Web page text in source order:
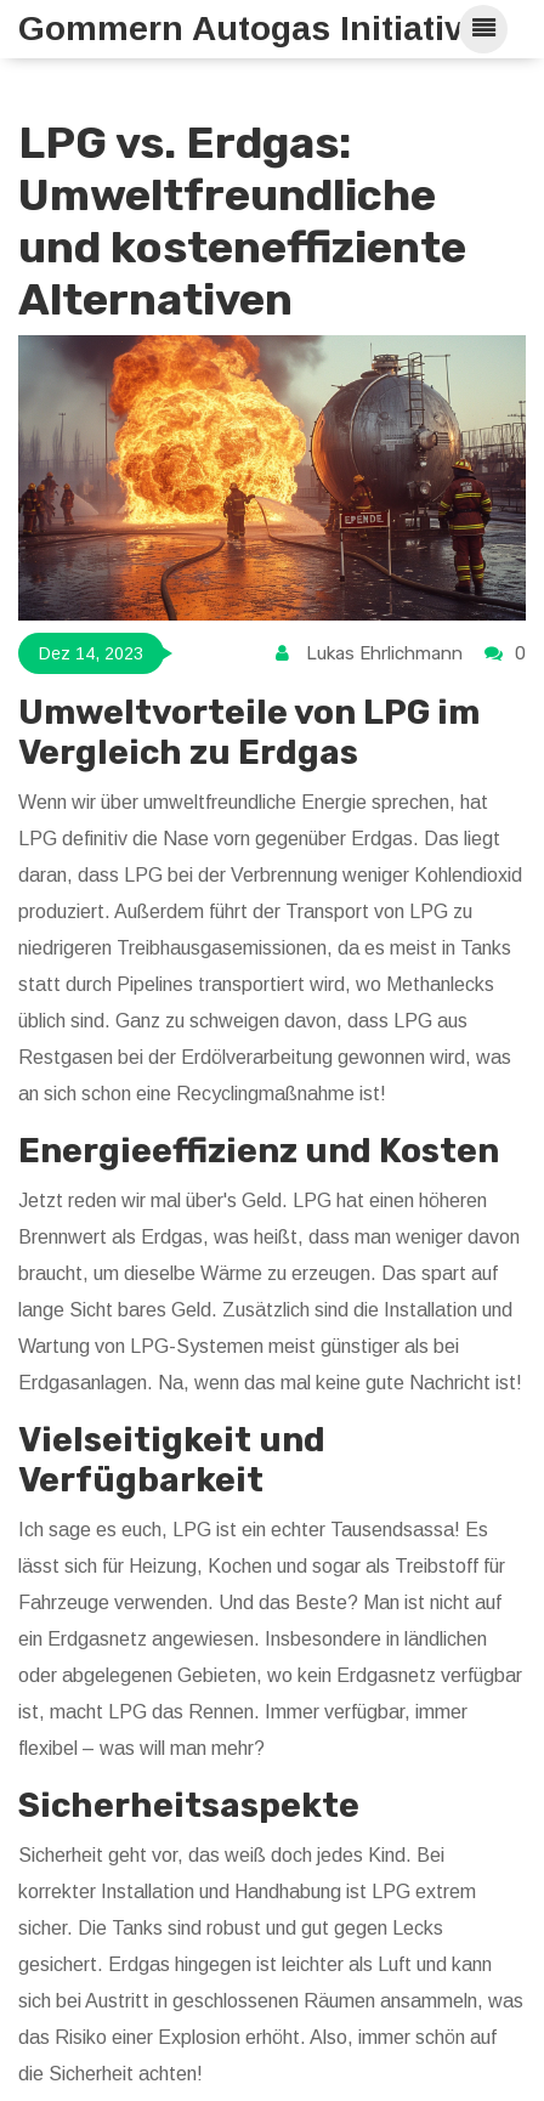
Gommern Autogas Initiative
LPG vs. Erdgas:
Umweltfreundliche
und kosteneffiziente
Alternativen
Dez 14, 2023 Lukas Ehrlichmann 0
Umweltvorteile von LPG im
Vergleich zu Erdgas
Wenn wir über umweltfreundliche Energie sprechen, hat
LPG definitiv die Nase vorn gegenüber Erdgas. Das liegt
daran, dass LPG bei der Verbrennung weniger Kohlendioxid
produziert. Außerdem führt der Transport von LPG zu
niedrigeren Treibhausgasemissionen, da es meist in Tanks
statt durch Pipelines transportiert wird, wo Methanlecks
üblich sind. Ganz zu schweigen davon, dass LPG aus
Restgasen bei der Erdölverarbeitung gewonnen wird, was
an sich schon eine Recyclingmaßnahme ist!
Energieeffizienz und Kosten
Jetzt reden wir mal über's Geld. LPG hat einen höheren
Brennwert als Erdgas, was heißt, dass man weniger davon
braucht, um dieselbe Wärme zu erzeugen. Das spart auf
lange Sicht bares Geld. Zusätzlich sind die Installation und
Wartung von LPG-Systemen meist günstiger als bei
Erdgasanlagen. Na, wenn das mal keine gute Nachricht ist!
Vielseitigkeit und
Verfügbarkeit
Ich sage es euch, LPG ist ein echter Tausendsassa! Es
lässt sich für Heizung, Kochen und sogar als Treibstoff für
Fahrzeuge verwenden. Und das Beste? Man ist nicht auf
ein Erdgasnetz angewiesen. Insbesondere in ländlichen
oder abgelegenen Gebieten, wo kein Erdgasnetz verfügbar
ist, macht LPG das Rennen. Immer verfügbar, immer
flexibel – was will man mehr?
Sicherheitsaspekte
Sicherheit geht vor, das weiß doch jedes Kind. Bei
korrekter Installation und Handhabung ist LPG extrem
sicher. Die Tanks sind robust und gut gegen Lecks
gesichert. Erdgas hingegen ist leichter als Luft und kann
sich bei Austritt in geschlossenen Räumen ansammeln, was
das Risiko einer Explosion erhöht. Also, immer schön auf
die Sicherheit achten!